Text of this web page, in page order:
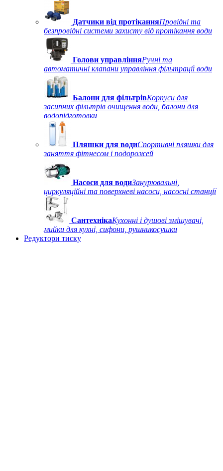
Датчики від протіканняПровідні та
безпровідні системи захисту від протікання води
Голови управлінняРучні та
автоматичні клапани управління фільтрації води
Балони для фільтрівКорпуси для
засипних фільтрів очищення води, балони для
водопідготовки
Пляшки для водиСпортивні пляшки для
заняття фітнесом і подорожей
Насоси для водиЗанурювальні,
циркуляційні та поверхневі насоси, насосні станції
СантехнікаКухонні і душові змішувачі,
мийки для кухні, сифони, рушникосушки
Редуктори тиску